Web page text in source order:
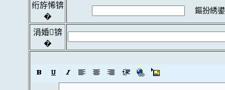
绗斿悕锛
�
鏂扮綉
涓婚锛
�